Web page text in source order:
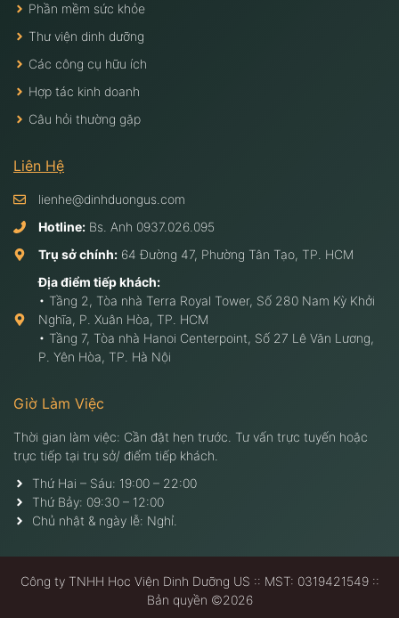
Phần mềm sức khỏe
Thư viện dinh dưỡng
Các công cụ hữu ích
Hợp tác kinh doanh
Câu hỏi thường gặp
Liên Hệ
lienhe@dinhduongus.com
Hotline: Bs. Anh 0937.026.095
Trụ sở chính: 64 Đường 47, Phường Tân Tạo, TP. HCM
Địa điểm tiếp khách:
• Tầng 2, Tòa nhà Terra Royal Tower, Số 280 Nam Kỳ Khởi
Nghĩa, P. Xuân Hòa, TP. HCM
• Tầng 7, Tòa nhà Hanoi Centerpoint, Số 27 Lê Văn Lương,
P. Yên Hòa, TP. Hà Nội
Giờ Làm Việc
Thời gian làm việc: Cần đặt hẹn trước. Tư vấn trực tuyến hoặc
trực tiếp tại trụ sở/ điểm tiếp khách.
Thứ Hai – Sáu: 19:00 – 22:00
Thứ Bảy: 09:30 – 12:00
Chủ nhật & ngày lễ: Nghỉ.
Công ty TNHH Học Viện Dinh Dưỡng US :: MST: 0319421549 ::
Bản quyền ©2026